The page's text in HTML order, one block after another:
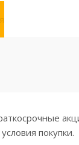
покупки.